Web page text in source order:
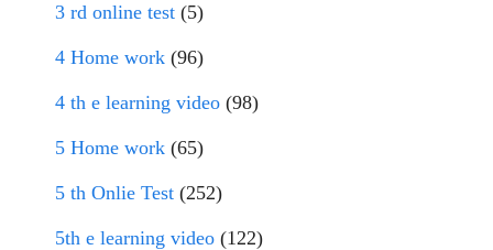
3 rd online test (5)
4 Home work (96)
4 th e learning video (98)
5 Home work (65)
5 th Onlie Test (252)
5th e learning video (122)